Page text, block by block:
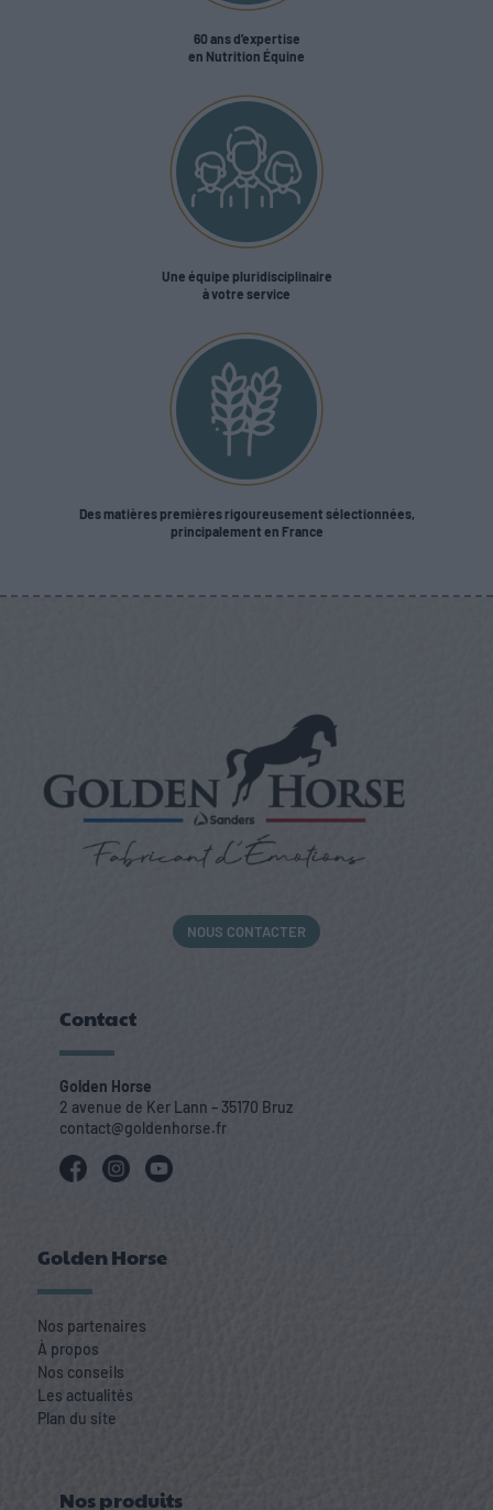
60 ans d’expertise
en Nutrition Équine
Une équipe pluridisciplinaire
à votre service
Des matières premières rigoureusement sélectionnées,
principalement en France
NOUS CONTACTER
Contact
Golden Horse
2 avenue de Ker Lann – 35170 Bruz
contact@goldenhorse.fr
Golden Horse
Nos partenaires
À propos
Nos conseils
Les actualités
Plan du site
Nos produits